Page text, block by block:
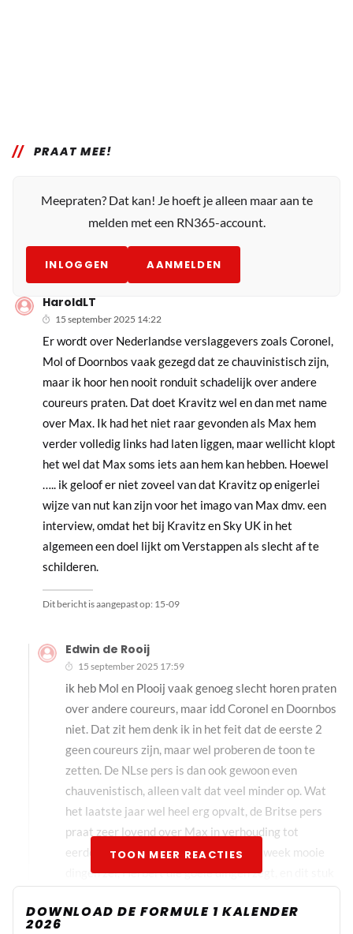
PRAAT MEE!
Meepraten? Dat kan! Je hoeft je alleen maar aan te
melden met een RN365-account.
INLOGGEN AANMELDEN
HaroldLT
15 september 2025 14:22
Er wordt over Nederlandse verslaggevers zoals Coronel,
Mol of Doornbos vaak gezegd dat ze chauvinistisch zijn,
maar ik hoor hen nooit ronduit schadelijk over andere
coureurs praten. Dat doet Kravitz wel en dan met name
over Max. Ik had het niet raar gevonden als Max hem
verder volledig links had laten liggen, maar wellicht klopt
het wel dat Max soms iets aan hem kan hebben. Hoewel
….. ik geloof er niet zoveel van dat Kravitz op enigerlei
wijze van nut kan zijn voor het imago van Max dmv. een
interview, omdat het bij Kravitz en Sky UK in het
algemeen een doel lijkt om Verstappen als slecht af te
schilderen.
Dit bericht is aangepast op: 15-09
Edwin de Rooij
15 september 2025 17:59
ik heb Mol en Plooij vaak genoeg slecht horen praten
over andere coureurs, maar idd Coronel en Doornbos
niet. Dat zit hem denk ik in het feit dat de eerste 2
geen coureurs zijn, maar wel proberen de toon te
zetten. De NLse pers is dan ook gewoon even
chauvenistisch, alleen valt dat veel minder op. Wat
het laatste jaar wel heel erg opvalt, de Britse pers
praat zeer lovend over Max in verhouding tot
eerdere jaren. Kijk naar Hill die vorige week mooie
dingen zei, Herbert die goeie dingen zegt, en dit stuk
voorspellen. Ik gok dat zij nu ook zien dat de eigen
TOON MEER REACTIES
DOWNLOAD DE FORMULE 1 KALENDER
2026